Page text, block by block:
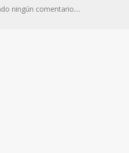
ningún comentario....